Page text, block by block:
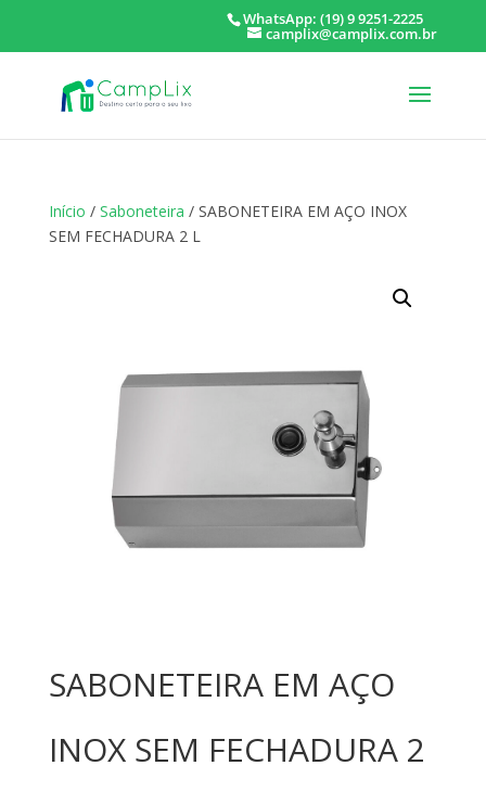
WhatsApp: (19) 9 9251-2225
camplix@camplix.com.br
Início / Saboneteira / SABONETEIRA EM AÇO INOX
SEM FECHADURA 2 L
SABONETEIRA EM AÇO
INOX SEM FECHADURA 2